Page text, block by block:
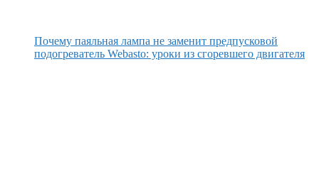
Почему паяльная лампа не заменит предпусковой
подогреватель Webasto: уроки из сгоревшего двигателя